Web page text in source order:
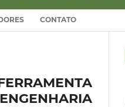
CONTATO